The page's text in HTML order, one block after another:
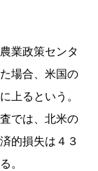
業政策センタ
場合、米国の
上るという。
では、北米の
的損失は４３
。